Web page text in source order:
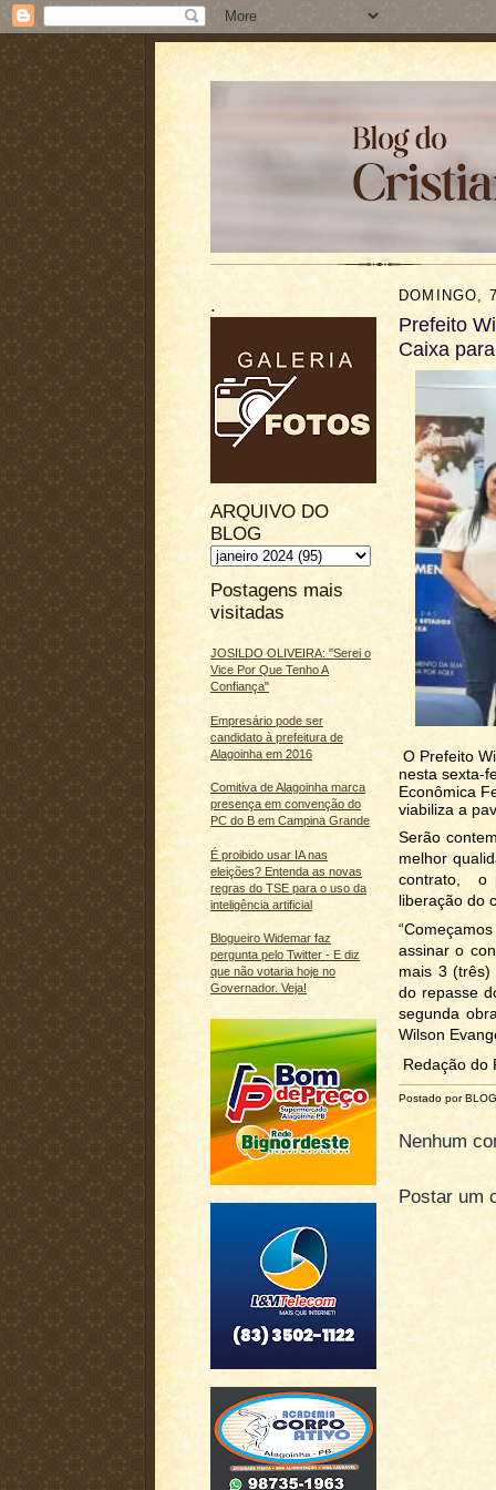
.
ARQUIVO DO
BLOG
Postagens mais
visitadas
JOSILDO OLIVEIRA: "Serei o
Vice Por Que Tenho A
Confiança"
Empresário pode ser
candidato à prefeitura de
Alagoinha em 2016
Comitiva de Alagoinha marca
presença em convenção do
PC do B em Campina Grande
É proibido usar IA nas
eleições? Entenda as novas
regras do TSE para o uso da
inteligência artificial
Blogueiro Widemar faz
pergunta pelo Twitter - E diz
que não votaria hoje no
Governador. Veja!
DOMINGO,
Prefeito
Caixa
O Prefeito
nesta sexta-
Econômica
viabiliza a
Serão
melhor
contrato, o
liberação do
assinar o
mais 3
do repasse
segunda
Wilson
Redação do
Postado por
Nenhum
Postar um